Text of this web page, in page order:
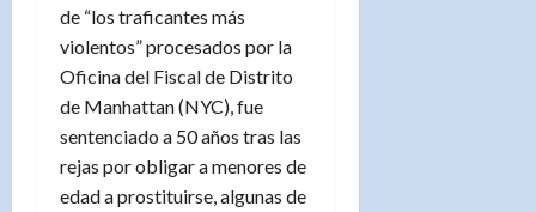
de “los traficantes más
violentos” procesados por la
Oficina del Fiscal de Distrito
de Manhattan (NYC), fue
sentenciado a 50 años tras las
rejas por obligar a menores de
edad a prostituirse, algunas de